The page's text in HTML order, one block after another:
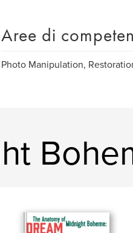
Aree di
Photo Manipulation,